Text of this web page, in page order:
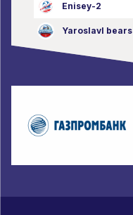
Enisey-2
Yaroslavl bears